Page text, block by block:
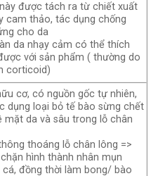
được tách ra từ chiết xuất
cam thảo, tác dụng chống
cho da
da nhạy cảm có thể thích
với sản phẩm ( thường do
corticoid)
cơ, có nguồn gốc tự nhiên,
dụng loại bỏ tế bào sừng chết
mặt da và sâu trong lỗ chân
thoáng lỗ chân lông =>
hình thành nhân mụn
đồng thời làm bong/ bào